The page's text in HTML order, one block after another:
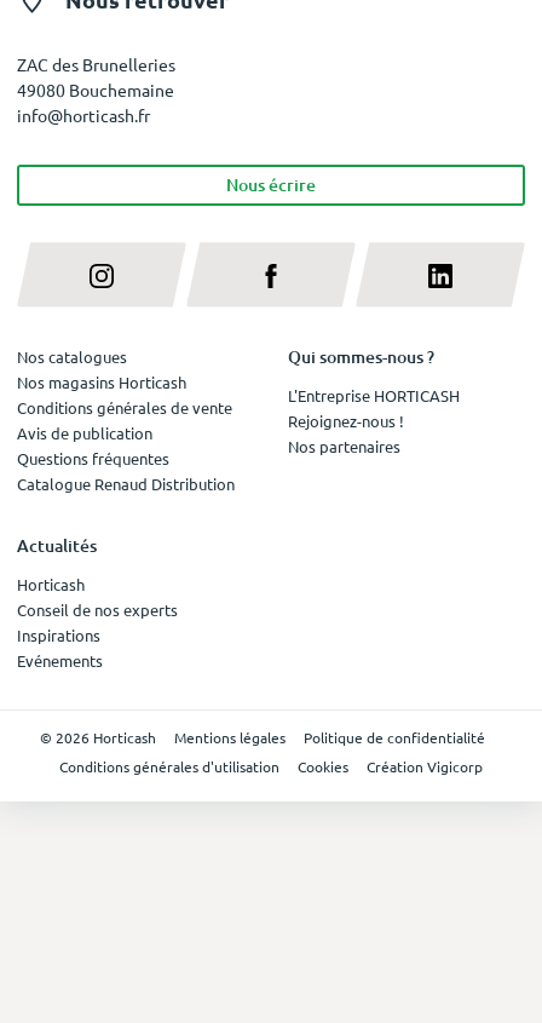
ZAC des Brunelleries
49080 Bouchemaine
info@horticash.fr
Nous écrire
Nos catalogues
Nos magasins Horticash
Conditions générales de vente
Avis de publication
Questions fréquentes
Catalogue Renaud Distribution
Qui sommes-nous ?
L'Entreprise HORTICASH
Rejoignez-nous !
Nos partenaires
Actualités
Horticash
Conseil de nos experts
Inspirations
Evénements
© 2026 Horticash Mentions légales
Politique de confidentialité
Conditions générales d'utilisation
Cookies Création Vigicorp